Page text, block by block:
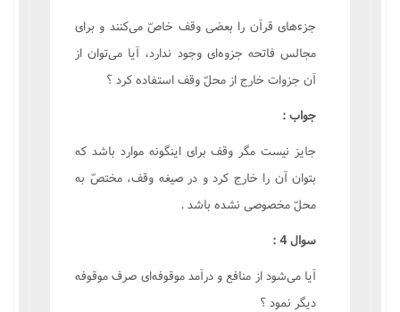
جزءهاى قرآن را بعضى وقف خاصّ مى‌کنند و براى
مجالس فاتحه جزوه‌اى وجود ندارد، آيا مى‌توان از
آن جزوات خارج از محلّ وقف استفاده کرد ؟
جواب :
جايز نيست مگر وقف براى اينگونه موارد باشد که
بتوان آن را خارج کرد و در صيغه وقف، مختصّ به
محلّ مخصوصى نشده باشد .
سوال 4 :
آيا مى‌شود از منافع و درآمد موقوفه‌اى صرف موقوفه
ديگر نمود ؟